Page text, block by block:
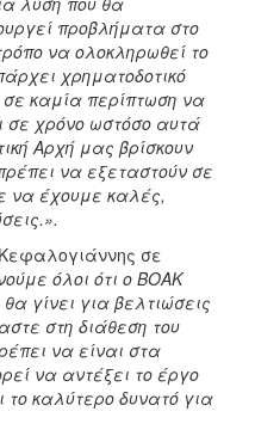
προβλήματα στο
να ολοκληρωθεί το
χρηματοδοτικό
σε καμία περίπτωση να
σε χρόνο ωστόσο αυτά
Αρχή μας βρίσκουν
να εξεταστούν σε
να έχουμε καλές,
σε
όλοι ότι ο ΒΟΑΚ
γίνει για βελτιώσεις
στη διάθεση του
να είναι στα
να αντέξει το έργο
το καλύτερο δυνατό για